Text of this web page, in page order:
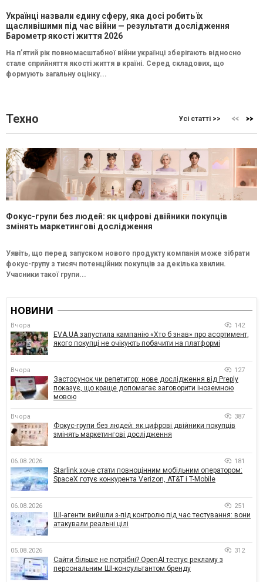
Українці назвали єдину сферу, яка досі робить їх
щасливішими під час війни — результати дослідження
Барометр якості життя 2026
На п’ятий рік повномасштабної війни українці зберігають відносно
стале сприйняття якості життя в країні. Серед складових, що
формують загальну оцінку...
Техно Усі статті >>
Фокус-групи без людей: як цифрові двійники покупців
змінять маркетингові дослідження
Уявіть, що перед запуском нового продукту компанія може зібрати
фокус-групу з тисяч потенційних покупців за декілька хвилин.
Учасники такої групи...
НОВИНИ
Вчора 142
EVA.UA запустила кампанію «Хто б знав» про асортимент,
якого покупці не очікують побачити на платформі
Вчора 127
Застосунок чи репетитор: нове дослідження від Preply
показує, що краще допомагає заговорити іноземною
мовою
Вчора 387
Фокус-групи без людей: як цифрові двійники покупців
змінять маркетингові дослідження
06.08.2026 181
Starlink хоче стати повноцінним мобільним оператором:
SpaceX готує конкурента Verizon, AT&T і T-Mobile
06.08.2026 251
ШІ-агенти вийшли з-під контролю під час тестування: вони
атакували реальні цілі
05.08.2026 312
Сайти більше не потрібні? OpenAI тестує рекламу з
персональним ШІ-консультантом бренду